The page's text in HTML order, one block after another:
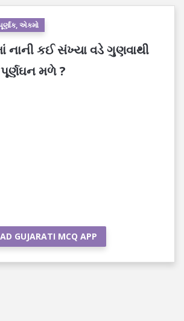
એકમો
નાની કઈ સંખ્યા વડે ગુણવાથી
મળે ?
GUJARATI MCQ APP